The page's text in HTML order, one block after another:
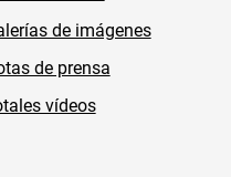
de imágenes
de prensa
vídeos